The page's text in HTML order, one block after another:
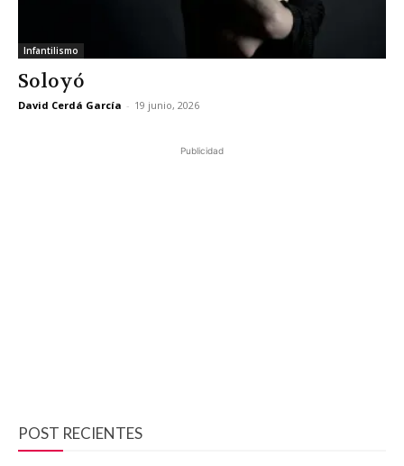
Infantilismo
Soloyó
David Cerdá García - 19 junio, 2026
Publicidad
POST RECIENTES